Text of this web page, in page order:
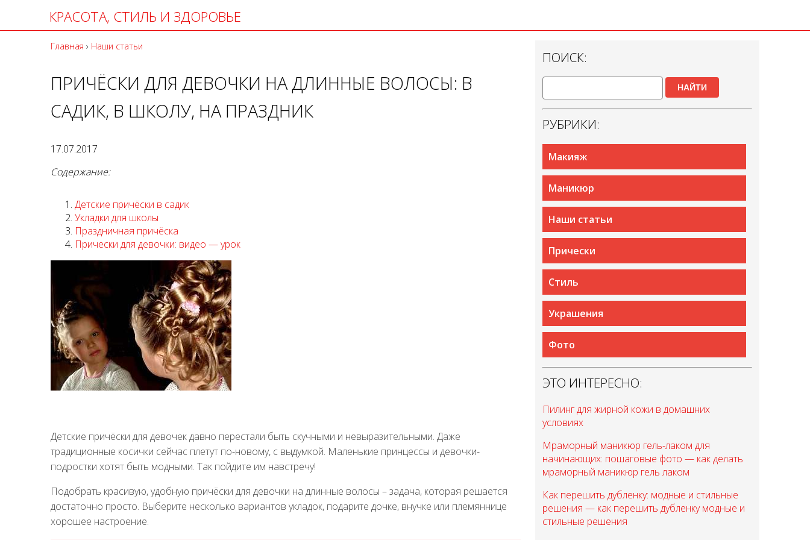
КРАСОТА, СТИЛЬ И ЗДОРОВЬЕ
Главная › Наши статьи
ПРИЧЁСКИ ДЛЯ ДЕВОЧКИ НА ДЛИННЫЕ ВОЛОСЫ: В
САДИК, В ШКОЛУ, НА ПРАЗДНИК
17.07.2017
Содержание:
Детские причёски в садик
Укладки для школы
Праздничная причёска
Прически для девочки: видео — урок
Детские причёски для девочек давно перестали быть скучными и невыразительными. Даже
традиционные косички сейчас плетут по-новому, с выдумкой. Маленькие принцессы и девочки-
подростки хотят быть модными. Так пойдите им навстречу!
Подобрать красивую, удобную причёски для девочки на длинные волосы – задача, которая решается
достаточно просто. Выберите несколько вариантов укладок, подарите дочке, внучке или племяннице
хорошее настроение.
ПОИСК:
НАЙТИ
РУБРИКИ:
Макияж
Маникюр
Наши статьи
Прически
Стиль
Украшения
Фото
ЭТО ИНТЕРЕСНО:
Пилинг для жирной кожи в домашних
условиях
Мраморный маникюр гель-лаком для
начинающих: пошаговые фото — как делать
мраморный маникюр гель лаком
Как перешить дубленку: модные и стильные
решения — как перешить дубленку модные и
стильные решения